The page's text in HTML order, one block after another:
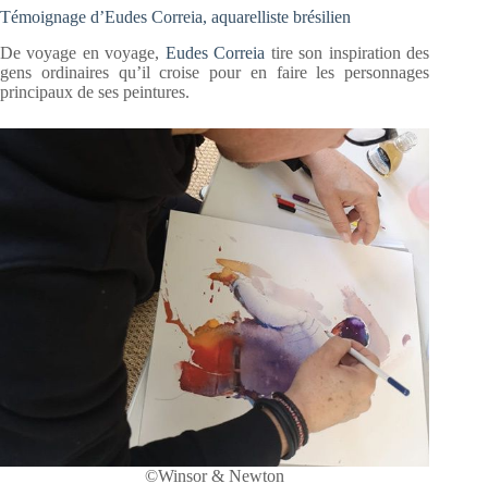
Témoignage d’Eudes Correia, aquarelliste brésilien
De voyage en voyage, Eudes Correia tire son inspiration des
gens ordinaires qu’il croise pour en faire les personnages
principaux de ses peintures.
©Winsor & Newton